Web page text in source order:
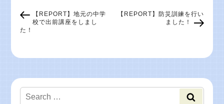
【REPORT】地元の中学
校で出前講座をしまし
た！
【REPORT】防災訓練を行い
ました！